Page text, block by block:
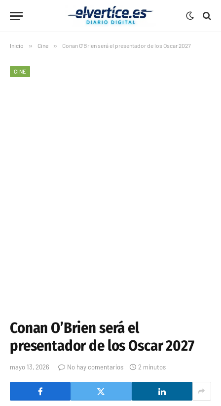
Inicio » Cine » Conan O’Brien será el presentador de los Oscar 2027
CINE
Conan O’Brien será el
presentador de los Oscar 2027
mayo 13, 2026 No hay comentarios 2 minutos